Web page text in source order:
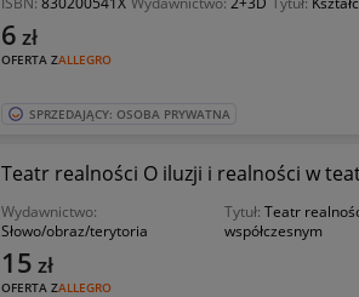
OFERTA ZALLEGRO
6 zł
SPRZEDAJĄCY: OSOBA PRYWATNA
Teatr realności O iluzji i realności w
Wydawnictwo:
Słowo/obraz/terytoria
Tytuł:Teatr
współczesnym
OFERTA ZALLEGRO
15 zł